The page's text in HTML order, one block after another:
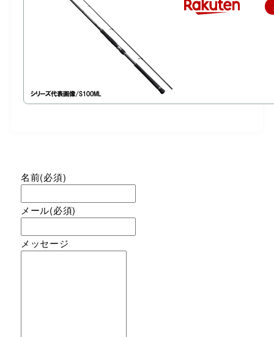
名前(必須)
メール(必須)
メッセージ